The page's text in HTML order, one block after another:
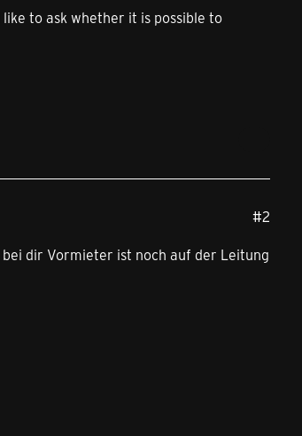
to ask whether it is possible to
#2
dir Vormieter ist noch auf der Leitung